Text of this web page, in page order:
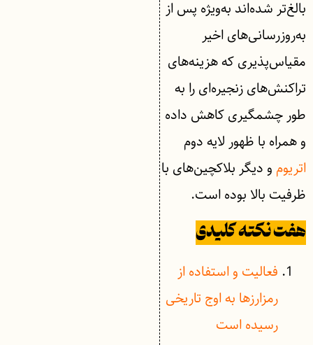
بالغ‌تر شده‌اند به‌ویژه پس از
به‌روزرسانی‌های اخیر
مقیاس‌پذیری که هزینه‌های
تراکنش‌های زنجیره‌ای را به
طور چشمگیری کاهش داده
و همراه با ظهور لایه دوم
اتریوم و دیگر بلاکچین‌های با
ظرفیت بالا بوده است.
هفت نکته کلیدی
فعالیت و استفاده از
رمزارزها به اوج تاریخی
رسیده است